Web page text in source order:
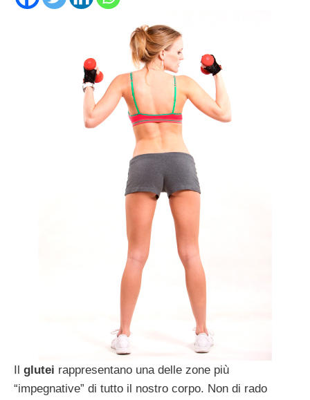
glutei rappresentano una delle zone più
“impegnative” di tutto il nostro corpo. Non di rado